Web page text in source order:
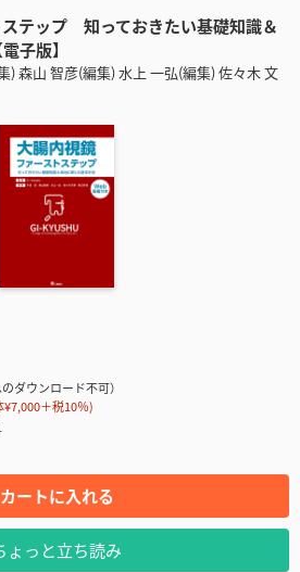
テップ 知っておきたい基礎知識＆
子版】
) 森山 智彦(編集) 水上 一弘(編集) 佐々木 文
ダウンロード不可）
¥7,000＋税10％)
カートに入れる
ょっと立ち読み